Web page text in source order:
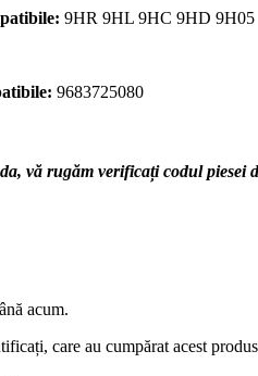
9HR 9HL 9HC 9HD 9H05
9683725080
vă rugăm verificați codul piesei
acum.
care au cumpărat acest